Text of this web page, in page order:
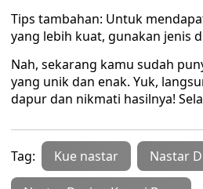
Tips tambahan: Untuk
yang lebih kuat, gunakan jenis
Nah, sekarang kamu sudah
yang unik dan enak. Yuk,
dapur dan nikmati hasilnya!
Tag: Kue nastar Nastar